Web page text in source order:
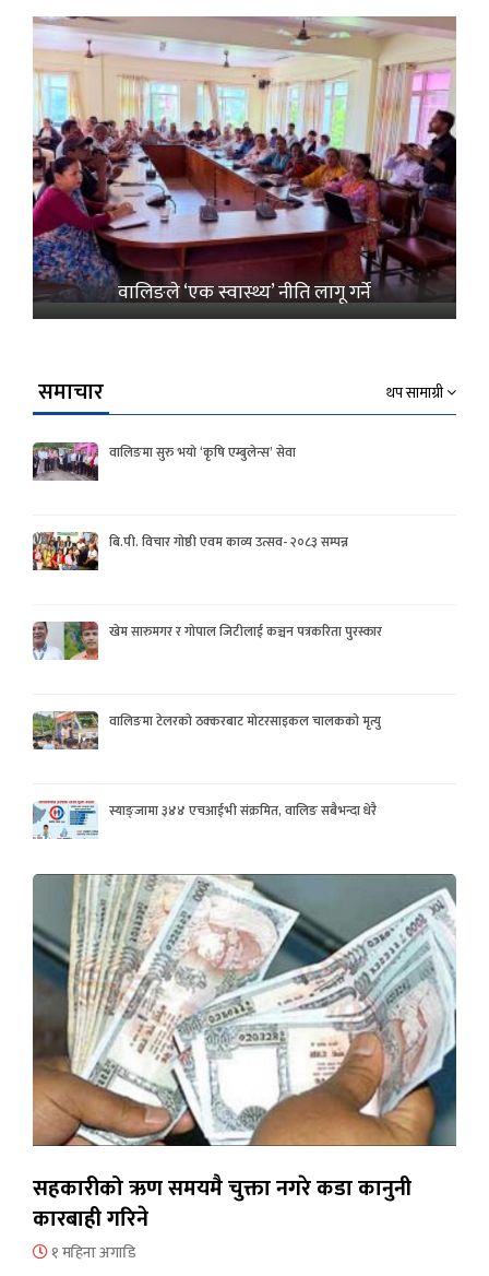
वालिङले ‘एक स्वास्थ्य’ नीति लागू गर्ने
समाचार थप सामाग्री
वालिङमा सुरु भयो ‘कृषि एम्बुलेन्स’ सेवा
बि.पी. विचार गोष्ठी एवम काव्य उत्सव- २०८३ सम्पन्न
खेम सारुमगर र गोपाल जिटीलाई कञ्चन पत्रकरिता पुरस्कार
वालिङमा टेलरको ठक्करबाट मोटरसाइकल चालकको मृत्यु
स्याङ्जामा ३४४ एचआईभी संक्रमित, वालिङ सबैभन्दा धेरै
सहकारीको ऋण समयमै चुक्ता नगरे कडा कानुनी
कारबाही गरिने
१ महिना अगाडि